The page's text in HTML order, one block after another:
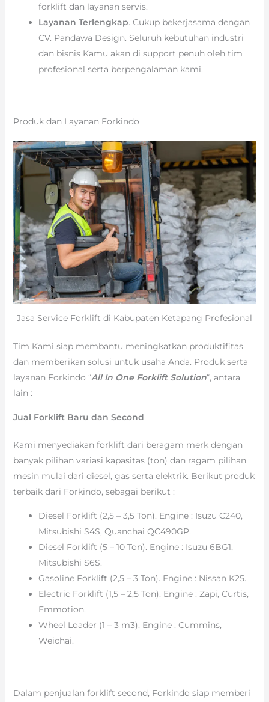
forklift dan layanan servis.
Layanan Terlengkap. Cukup bekerjasama dengan
CV. Pandawa Design. Seluruh kebutuhan industri
dan bisnis Kamu akan di support penuh oleh tim
profesional serta berpengalaman kami.
Produk dan Layanan Forkindo
Jasa Service Forklift di Kabupaten Ketapang Profesional
Tim Kami siap membantu meningkatkan produktifitas
dan memberikan solusi untuk usaha Anda. Produk serta
layanan Forkindo “All In One Forklift Solution“, antara
lain :
Jual Forklift Baru dan Second
Kami menyediakan forklift dari beragam merk dengan
banyak pilihan variasi kapasitas (ton) dan ragam pilihan
mesin mulai dari diesel, gas serta elektrik. Berikut produk
terbaik dari Forkindo, sebagai berikut :
Diesel Forklift (2,5 – 3,5 Ton). Engine : Isuzu C240,
Mitsubishi S4S, Quanchai QC490GP.
Diesel Forklift (5 – 10 Ton). Engine : Isuzu 6BG1,
Mitsubishi S6S.
Gasoline Forklift (2,5 – 3 Ton). Engine : Nissan K25.
Electric Forklift (1,5 – 2,5 Ton). Engine : Zapi, Curtis,
Emmotion.
Wheel Loader (1 – 3 m3). Engine : Cummins,
Weichai.
Dalam penjualan forklift second, Forkindo siap memberi